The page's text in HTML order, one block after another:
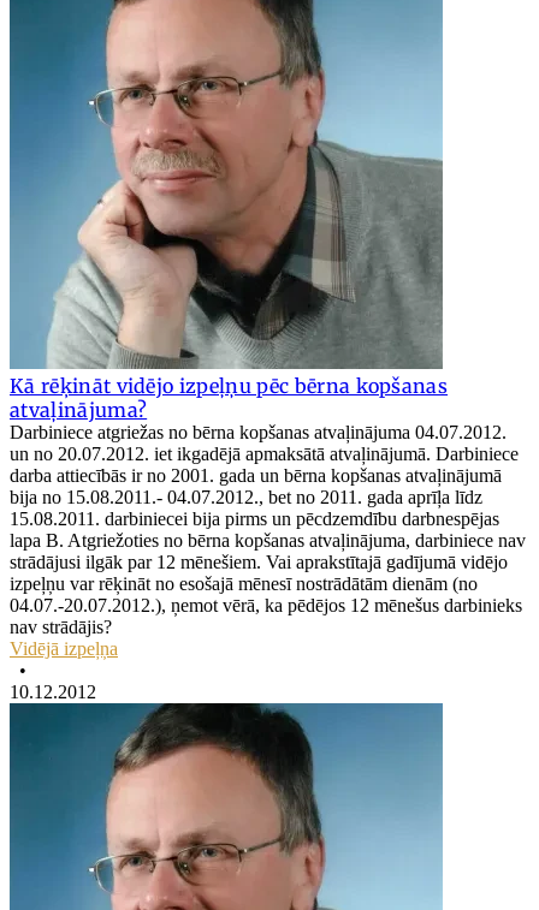
Kā rēķināt vidējo izpeļņu pēc bērna kopšanas
atvaļinājuma?
Darbiniece atgriežas no bērna kopšanas atvaļinājuma 04.07.2012.
un no 20.07.2012. iet ikgadējā apmaksātā atvaļinājumā. Darbiniece
darba attiecībās ir no 2001. gada un bērna kopšanas atvaļinājumā
bija no 15.08.2011.- 04.07.2012., bet no 2011. gada aprīļa līdz
15.08.2011. darbiniecei bija pirms un pēcdzemdību darbnespējas
lapa B. Atgriežoties no bērna kopšanas atvaļinājuma, darbiniece nav
strādājusi ilgāk par 12 mēnešiem. Vai aprakstītajā gadījumā vidējo
izpeļņu var rēķināt no esošajā mēnesī nostrādātām dienām (no
04.07.-20.07.2012.), ņemot vērā, ka pēdējos 12 mēnešus darbinieks
nav strādājis?
Vidējā izpeļņa
•
10.12.2012